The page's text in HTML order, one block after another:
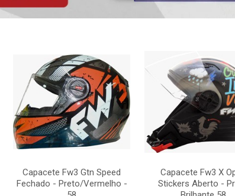
Capacete Fw3 Gtn Speed
Fechado - Preto/Vermelho -
Capacete Fw3 X
Stickers Aberto -